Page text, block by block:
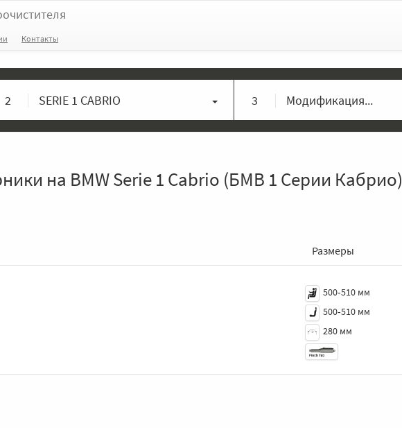
Контакты
2 SERIE 1 CABRIO 3 Модификация...
на BMW Serie 1 Cabrio (БМВ 1 Серии Кабрио)
Размеры
500‑510 мм
500‑510 мм
280 мм